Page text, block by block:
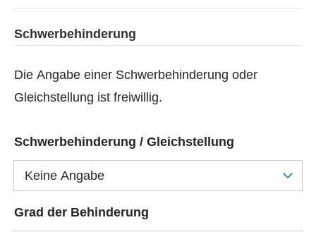
Schwerbehinderung
Die Angabe einer Schwerbehinderung oder
Gleichstellung ist freiwillig.
Schwerbehinderung / Gleichstellung
Keine Angabe
Grad der Behinderung